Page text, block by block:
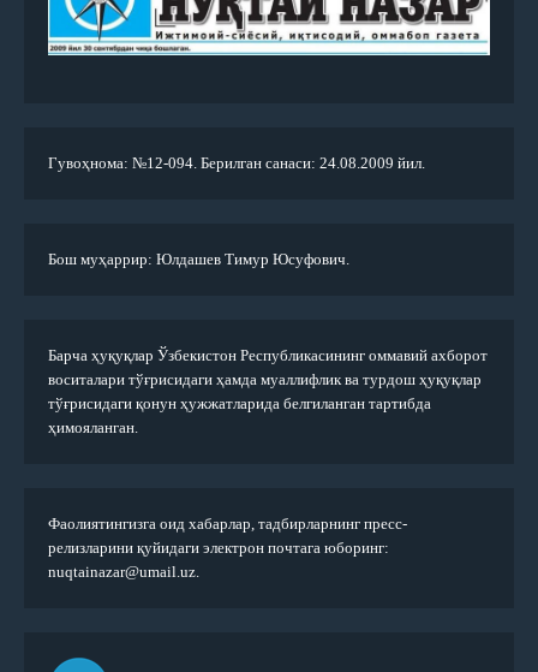
Гувоҳнома: №12-094. Берилган санаси: 24.08.2009 йил.
Бош муҳаррир: Юлдашев Тимур Юсуфович.
Барча ҳуқуқлар Ўзбекистон Республикасининг оммавий ахборот
воситалари тўғрисидаги ҳамда муаллифлик ва турдош ҳуқуқлар
тўғрисидаги қонун ҳужжатларида белгиланган тартибда
ҳимояланган.
Фаолиятингизга оид хабарлар, тадбирларнинг пресс-
релизларини қуйидаги электрон почтага юборинг:
nuqtainazar@umail.uz.